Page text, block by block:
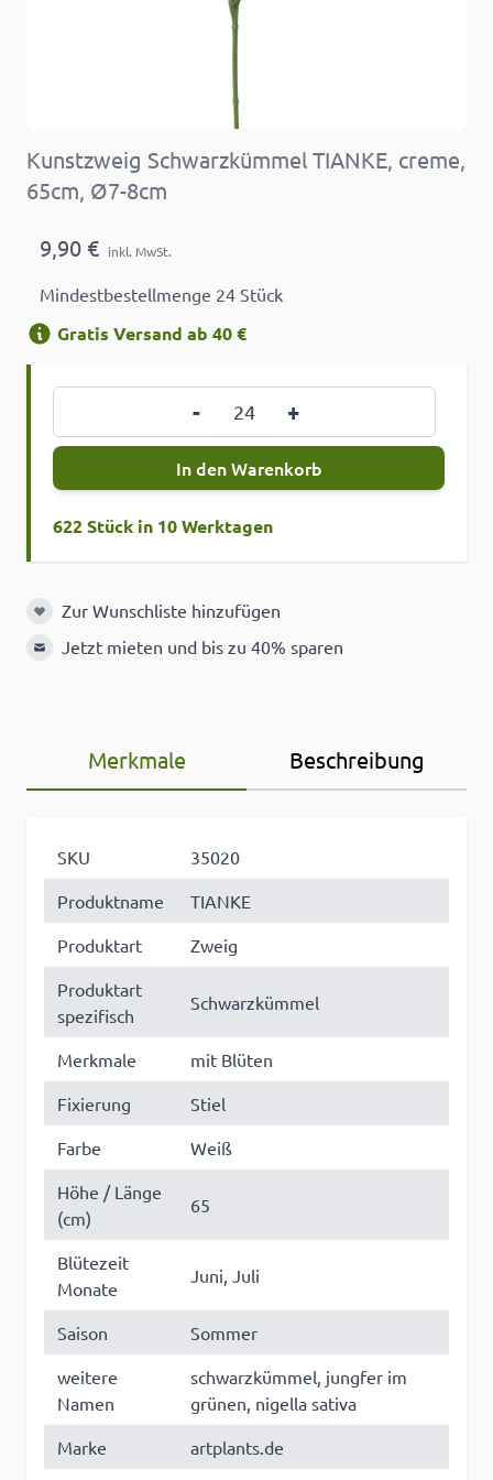
Kunstzweig Schwarzkümmel TIANKE, creme,
65cm, Ø7-8cm
9,90 € inkl. MwSt.
Mindestbestellmenge 24 Stück
Gratis Versand ab 40 €
- +
In den Warenkorb
622 Stück in 10 Werktagen
Zur Wunschliste hinzufügen
Zur Wunschliste hinzufügen
Jetzt mieten und bis zu 40% sparen
Merkmale Beschreibung
SKU
35020
Produktname
TIANKE
Produktart
Zweig
Produktart
spezifisch
Schwarzkümmel
Merkmale
mit Blüten
Fixierung
Stiel
Farbe
Weiß
Höhe / Länge
(cm)
65
Blütezeit
Monate
Juni, Juli
Saison
Sommer
weitere
Namen
schwarzkümmel, jungfer im
grünen, nigella sativa
Marke
artplants.de